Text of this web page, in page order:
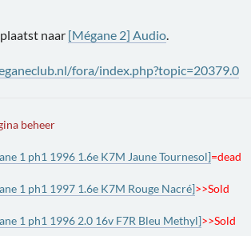
naar [Mégane 2] Audio
fora/index.php?topic=20379.0
beheer
1 ph1 1996 1.6e K7M Jaune Tournesol]=dead
1 ph1 1997 1.6e K7M Rouge Nacré]>>Sold
1 ph1 1996 2.0 16v F7R Bleu Methyl]>>Sold